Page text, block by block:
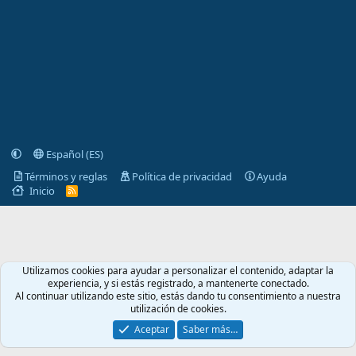
Español (ES)
Términos y reglas
Política de privacidad
Ayuda
Inicio
R
S
Utilizamos cookies para ayudar a personalizar el contenido, adaptar la
experiencia, y si estás registrado, a mantenerte conectado.
Al continuar utilizando este sitio, estás dando tu consentimiento a nuestra
utilización de cookies.
Aceptar
Saber más…